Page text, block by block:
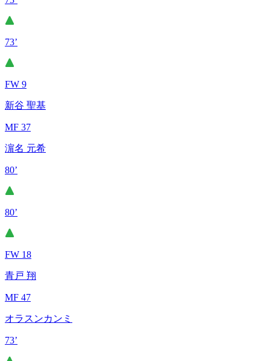
73’
FW 9
新谷 聖基
MF 37
濵名 元希
80’
80’
FW 18
青戸 翔
MF 47
オラスンカンミ
73’